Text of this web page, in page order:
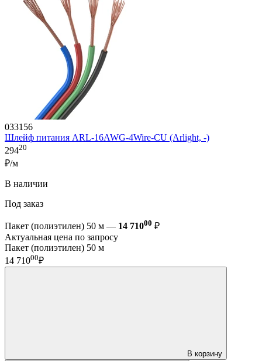
033156
Шлейф питания ARL-16AWG-4Wire-CU (Arlight, -)
29420
₽/м
В наличии
Под заказ
Пакет (полиэтилен) 50 м — 14 71000 ₽
Актуальная цена по запросу
Пакет (полиэтилен) 50 м
14 71000₽
В корзину